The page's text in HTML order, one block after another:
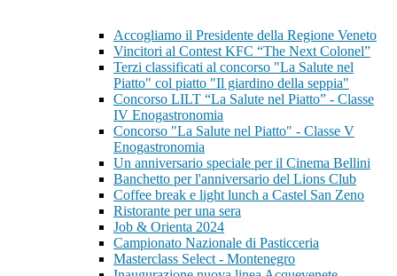
Accogliamo il Presidente della Regione Veneto
Vincitori al Contest KFC “The Next Colonel”
Terzi classificati al concorso "La Salute nel
Piatto" col piatto "Il giardino della seppia"
Concorso LILT “La Salute nel Piatto” - Classe
IV Enogastronomia
Concorso "La Salute nel Piatto" - Classe V
Enogastronomia
Un anniversario speciale per il Cinema Bellini
Banchetto per l'anniversario del Lions Club
Coffee break e light lunch a Castel San Zeno
Ristorante per una sera
Job & Orienta 2024
Campionato Nazionale di Pasticceria
Masterclass Select - Montenegro